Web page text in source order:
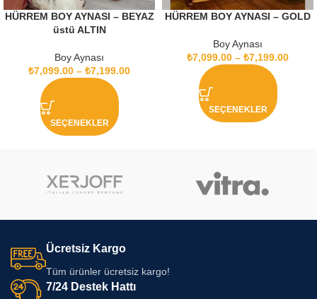
HÜRREM BOY AYNASI – BEYAZ
üstü ALTIN
Boy Aynası
₺7,099.00 – ₺7,199.00
SEÇENEKLER
HÜRREM BOY AYNASI – GOLD
Boy Aynası
₺7,099.00 – ₺7,199.00
SEÇENEKLER
Ücretsiz Kargo
Tüm ürünler ücretsiz kargo!
7/24 Destek Hattı